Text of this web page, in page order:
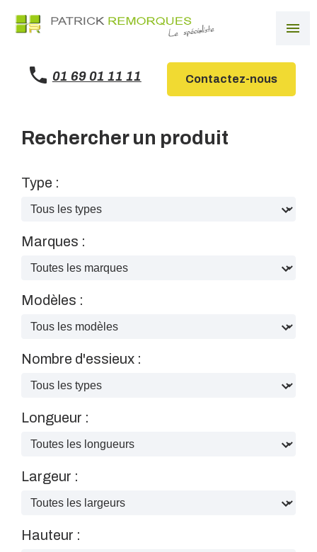
menu
01 69 01 11 11 Contactez-nous
Rechercher un produit
Type :
Marques :
Modèles :
Nombre d'essieux :
Longueur :
Largeur :
Hauteur :